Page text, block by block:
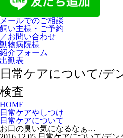
メールでのご相談
飼い主様・ご予約
／お問い合わせ
動物病院様
紹介フォーム
出勤表
日常ケアについて/デ
検査
HOME
日常ケアやしつけ
日常ケアについて
お口の臭い気になるなぁ…